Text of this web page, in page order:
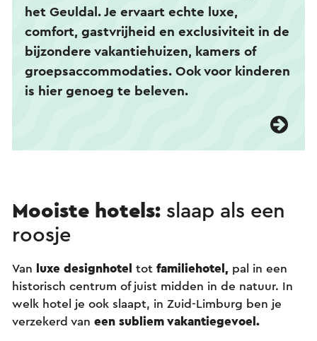
het Geuldal. Je ervaart echte luxe,
comfort, gastvrijheid en exclusiviteit in de
bijzondere vakantiehuizen, kamers of
groepsaccommodaties. Ook voor kinderen
is hier genoeg te beleven.
Mooiste hotels: slaap als een
roosje
Van luxe designhotel tot familiehotel, pal in een
historisch centrum of juist midden in de natuur. In
welk hotel je ook slaapt, in Zuid-Limburg ben je
verzekerd van een subliem vakantiegevoel.